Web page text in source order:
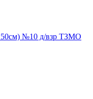
№10 д/взр ТЗМО